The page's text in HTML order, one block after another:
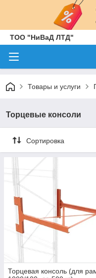
ТОО "НиВаД ЛТД"
Товары и услуги
Торцевые консоли
Сортировка
Торцевая консоль (для